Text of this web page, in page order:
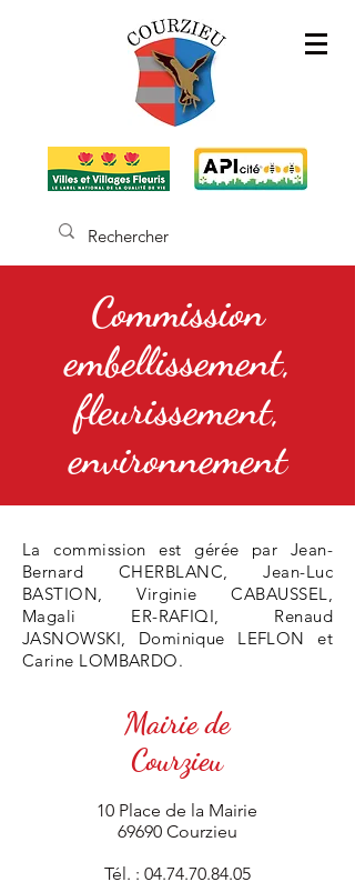
Commission
embellissement,
fleurissement,
environnement
La commission est gérée par Jean-
Bernard CHERBLANC, Jean-Luc
BASTION, Virginie CABAUSSEL,
Magali ER-RAFIQI, Renaud
JASNOWSKI, Dominique LEFLON et
Carine LOMBARDO.
Mairie de
Courzieu
10 Place de la Mairie
69690 Courzieu
Tél. : 04.74.70.84.05